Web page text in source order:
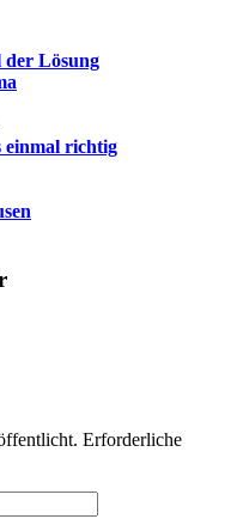
der Lösung
einmal richtig
Erforderliche